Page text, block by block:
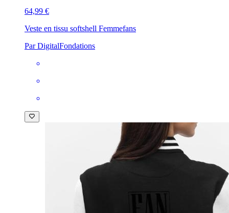
64,99 €
Veste en tissu softshell Femmefans
Par DigitalFondations